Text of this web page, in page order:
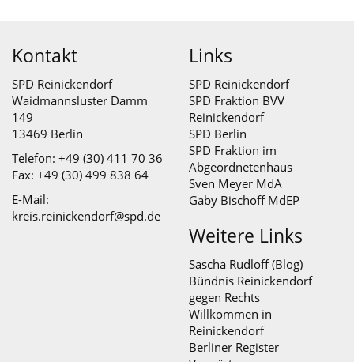
Kontakt
SPD Reinickendorf
Waidmannsluster Damm
149
13469 Berlin
Telefon: +49 (30) 411 70 36
Fax: +49 (30) 499 838 64
E-Mail:
kreis.reinickendorf@spd.de
Links
SPD Reinickendorf
SPD Fraktion BVV
Reinickendorf
SPD Berlin
SPD Fraktion im
Abgeordnetenhaus
Sven Meyer MdA
Gaby Bischoff MdEP
Weitere Links
Sascha Rudloff (Blog)
Bündnis Reinickendorf
gegen Rechts
Willkommen in
Reinickendorf
Berliner Register